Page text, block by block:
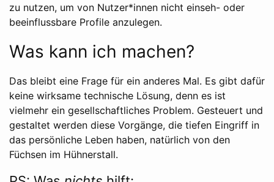
zu nutzen, um von Nutzer*innen nicht einseh- oder
beeinflussbare Profile anzulegen.
Was kann ich machen?
Das bleibt eine Frage für ein anderes Mal. Es gibt dafür
keine wirksame technische Lösung, denn es ist
vielmehr ein gesellschaftliches Problem. Gesteuert und
gestaltet werden diese Vorgänge, die tiefen Eingriff in
das persönliche Leben haben, natürlich von den
Füchsen im Hühnerstall.